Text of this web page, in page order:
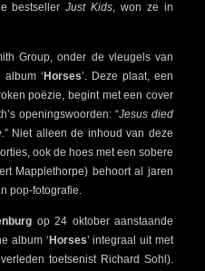
bestsellerJust Kids, won ze in
Group, onder de vleugels van
‘ Horses’. Deze plaat, een
poëzie, begint met een cover
openingswoorden: “Jesus died
” Niet alleen de inhoud van deze
ook de hoes met een sobere
Mapplethorpe) behoort al jaren
pop-fotografie.
op 24 oktober aanstaande
album ‘ Horses’ integraal uit met
toetsenist Richard Sohl).